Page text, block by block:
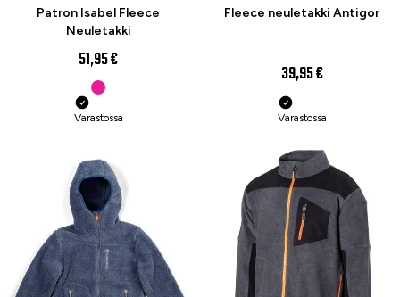
Patron Isabel Fleece
Neuletakki
51,95 €
Varastossa
Fleece neuletakki Antigor
39,95 €
Varastossa